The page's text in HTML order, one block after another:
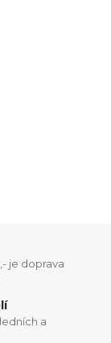
je doprava
a